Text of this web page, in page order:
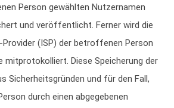
Person gewählten Nutzernamen
und veröffentlicht. Ferner wird die
(ISP) der betroffenen Person
mitprotokolliert. Diese Speicherung der
Sicherheitsgründen und für den Fall,
durch einen abgegebenen